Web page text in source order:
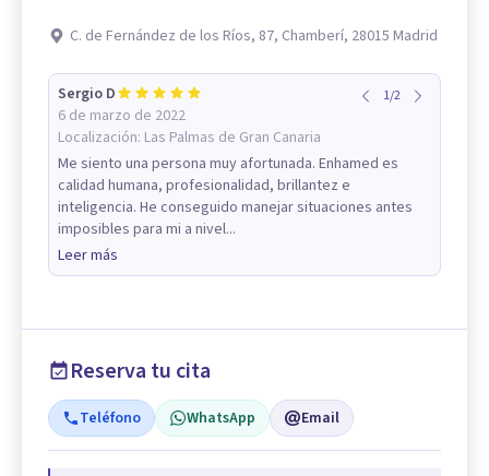
C. de Fernández de los Ríos, 87, Chamberí, 28015 Madrid
Sergio D
6 de marzo de 2022
Localización: Las Palmas de Gran Canaria
1/2
Me siento una persona muy afortunada. Enhamed es
calidad humana, profesionalidad, brillantez e
inteligencia. He conseguido manejar situaciones antes
imposibles para mi a nivel...
Leer más
Reserva tu cita
Teléfono WhatsApp Email